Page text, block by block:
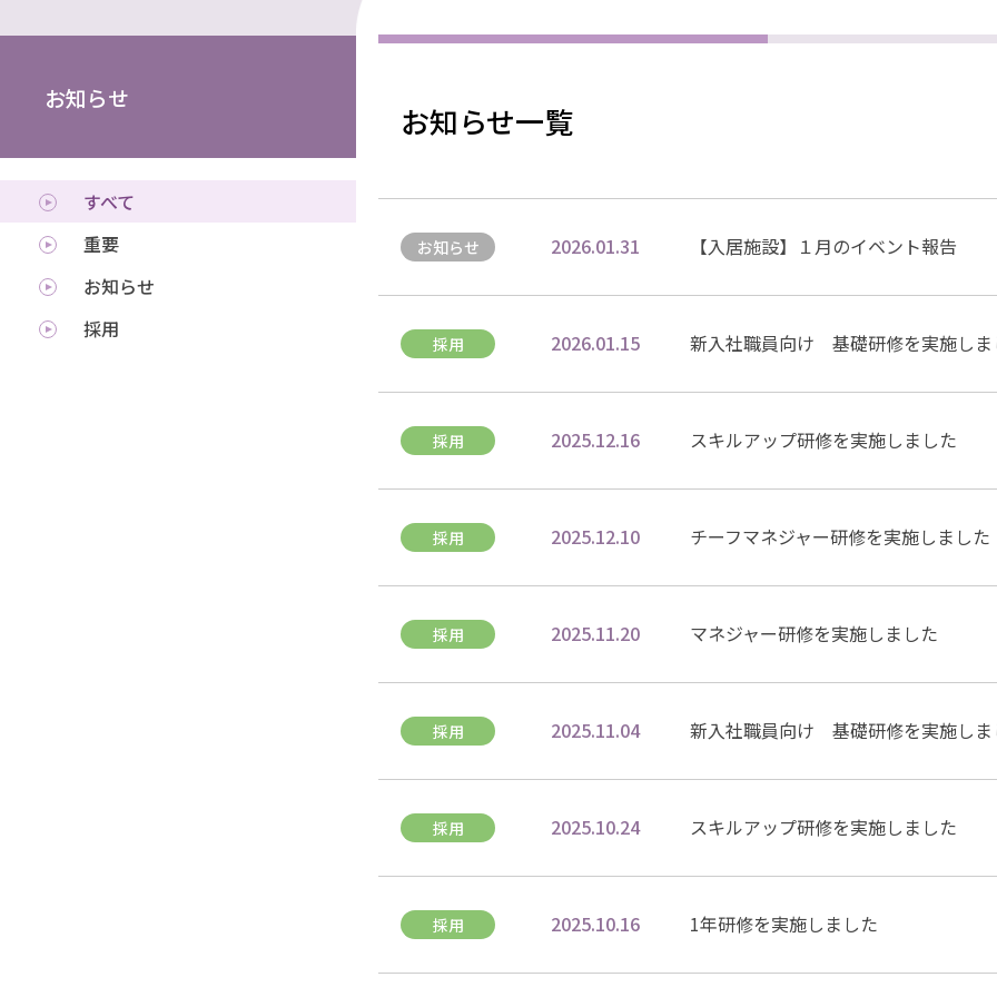
お知らせ一覧
お知らせ 2026.01.31 【入居施設】１月のイベント報告
採用 2026.01.15 新入社職員向け 基礎研修を実施しま
採用 2025.12.16 スキルアップ研修を実施しました
採用 2025.12.10 チーフマネジャー研修を実施しました
採用 2025.11.20 マネジャー研修を実施しました
採用 2025.11.04 新入社職員向け 基礎研修を実施しま
採用 2025.10.24 スキルアップ研修を実施しました
採用 2025.10.16 1年研修を実施しました
お知らせ
すべて
重要
お知らせ
採用